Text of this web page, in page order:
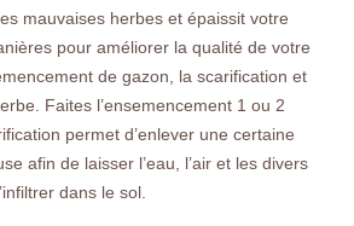
mauvaises herbes et épaissit votre
pour améliorer la qualité de votre
de gazon, la scarification et
Faites l’ensemencement 1 ou 2
permet d’enlever une certaine
afin de laisser l’eau, l’air et les divers
dans le sol.